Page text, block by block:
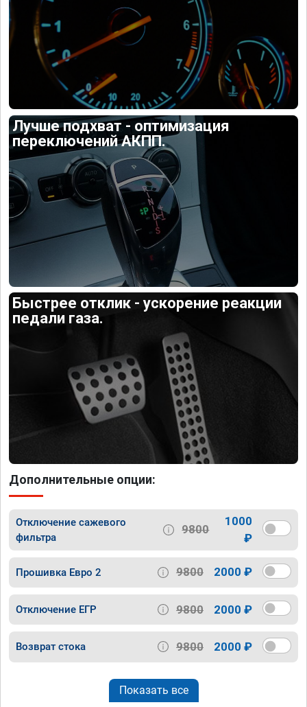
Лучше подхват - оптимизация
переключений АКПП.
Быстрее отклик - ускорение реакции
педали газа.
Дополнительные опции:
Отключение сажевого
фильтра
9800
1000
₽
Прошивка Евро 2 9800 2000 ₽
Отключение ЕГР 9800 2000 ₽
Возврат стока 9800 2000 ₽
Показать все